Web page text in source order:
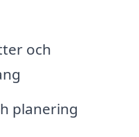
och
planering